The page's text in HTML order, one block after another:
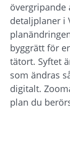
övergripande
detaljplaner i
byggrätt för
tätort. Syftet
som ändras
digitalt.
plan du